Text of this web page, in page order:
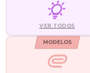
VER TODOS
MODELOS